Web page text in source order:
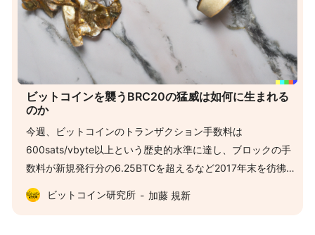
ビットコインを襲うBRC20の猛威は如何に生まれる
のか
今週、ビットコインのトランザクション手数料は
600sats/vbyte以上という歴史的水準に達し、ブロックの手
数料が新規発行分の6.25BTCを超えるなど2017年末を彷彿と
させるバブリーな状況がありました。本日は日本時間に
40sats/vbyte程度まで落ち着きましたが、北米が目を覚まし
ビットコイン研究所 加藤 規新